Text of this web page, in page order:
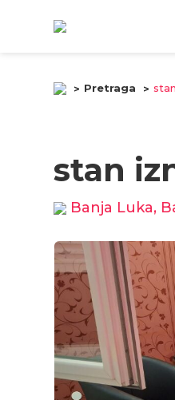
Pretraga
stan
Banja Luka,